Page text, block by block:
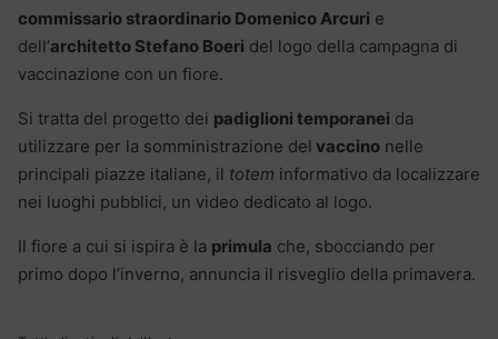
commissario straordinario Domenico Arcuri e
dell’architetto Stefano Boeri del logo della campagna di
vaccinazione con un fiore.
Si tratta del progetto dei padiglioni temporanei da
utilizzare per la somministrazione del vaccino nelle
principali piazze italiane, il totem informativo da localizzare
nei luoghi pubblici, un video dedicato al logo.
Il fiore a cui si ispira è la primula che, sbocciando per
primo dopo l’inverno, annuncia il risveglio della primavera.